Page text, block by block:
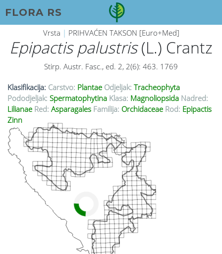
FLORA RS
Vrsta | PRIHVAĆEN TAKSON [Euro+Med]
Epipactis palustris(L.) Crantz
Stirp. Austr. Fasc., ed. 2, 2(6): 463. 1769
Klasifikacija: Carstvo: Plantae Odjeljak: Tracheophyta
Pododjeljak: Spermatophytina Klasa: Magnoliopsida Nadred:
Lilianae Red: Asparagales Familija: Orchidaceae Rod: Epipactis
Zinn